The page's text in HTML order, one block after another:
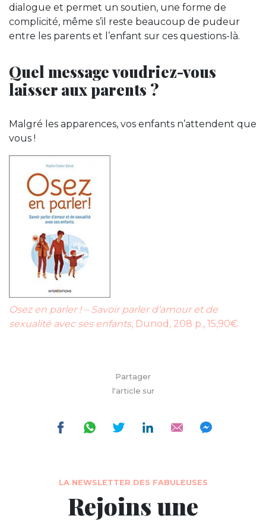
dialogue et permet un soutien, une forme de
complicité, même s’il reste beaucoup de pudeur
entre les parents et l’enfant sur ces questions-là.
Quel message voudriez-vous
laisser aux parents ?
Malgré les apparences, vos enfants n’attendent que
vous !
Osez en parler ! – Savoir parler d’amour et de
sexualité avec ses enfants, Dunod, 208 p., 15,90€.
Partager
l'article sur
LA NEWSLETTER DES FABULEUSES
Rejoins une